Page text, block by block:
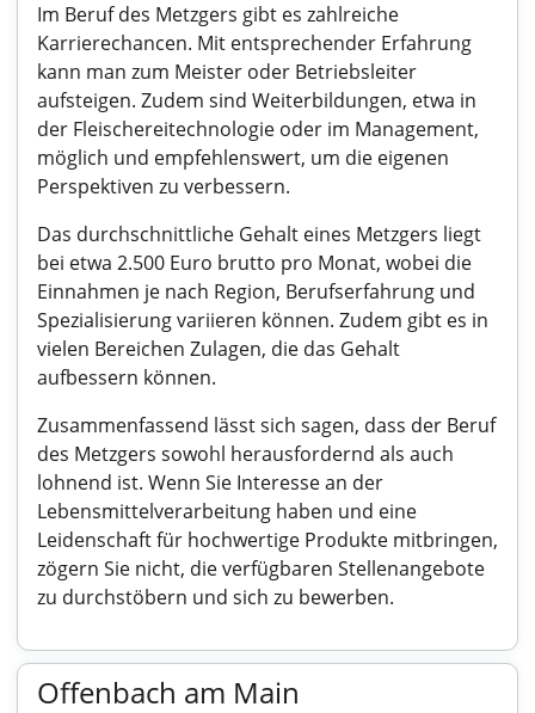
Im Beruf des Metzgers gibt es zahlreiche
Karrierechancen. Mit entsprechender Erfahrung
kann man zum Meister oder Betriebsleiter
aufsteigen. Zudem sind Weiterbildungen, etwa in
der Fleischereitechnologie oder im Management,
möglich und empfehlenswert, um die eigenen
Perspektiven zu verbessern.
Das durchschnittliche Gehalt eines Metzgers liegt
bei etwa 2.500 Euro brutto pro Monat, wobei die
Einnahmen je nach Region, Berufserfahrung und
Spezialisierung variieren können. Zudem gibt es in
vielen Bereichen Zulagen, die das Gehalt
aufbessern können.
Zusammenfassend lässt sich sagen, dass der Beruf
des Metzgers sowohl herausfordernd als auch
lohnend ist. Wenn Sie Interesse an der
Lebensmittelverarbeitung haben und eine
Leidenschaft für hochwertige Produkte mitbringen,
zögern Sie nicht, die verfügbaren Stellenangebote
zu durchstöbern und sich zu bewerben.
Offenbach am Main